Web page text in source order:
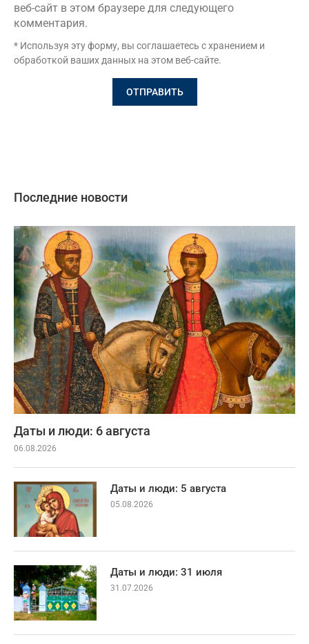
веб-сайт в этом браузере для следующего
комментария.
* Используя эту форму, вы соглашаетесь с хранением и
обработкой ваших данных на этом веб-сайте.
Последние новости
Даты и люди: 6 августа
06.08.2026
Даты и люди: 5 августа
05.08.2026
Даты и люди: 31 июля
31.07.2026